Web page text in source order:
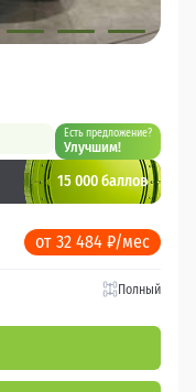
Есть предложение?
Улучшим!
15 000 баллов
от 32 484 ₽/мес
Полный